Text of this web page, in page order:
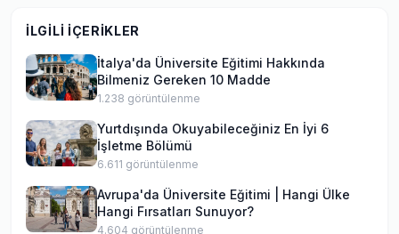
İLGILI İÇERIKLER
İtalya'da Üniversite Eğitimi Hakkında
Bilmeniz Gereken 10 Madde
1.238 görüntülenme
Yurtdışında Okuyabileceğiniz En İyi 6
İşletme Bölümü
6.611 görüntülenme
Avrupa'da Üniversite Eğitimi | Hangi Ülke
Hangi Fırsatları Sunuyor?
4.604 görüntülenme